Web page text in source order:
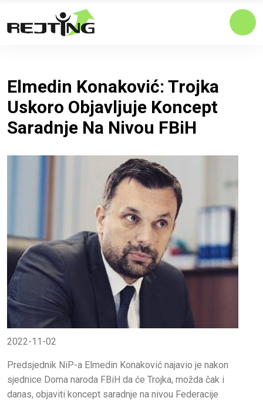
Elmedin Konaković: Trojka
Uskoro Objavljuje Koncept
Saradnje Na Nivou FBiH
2022-11-02
Predsjednik NiP-a Elmedin Konaković najavio je nakon
sjednice Doma naroda FBiH da će Trojka, možda čak i
danas, objaviti koncept saradnje na nivou Federacije